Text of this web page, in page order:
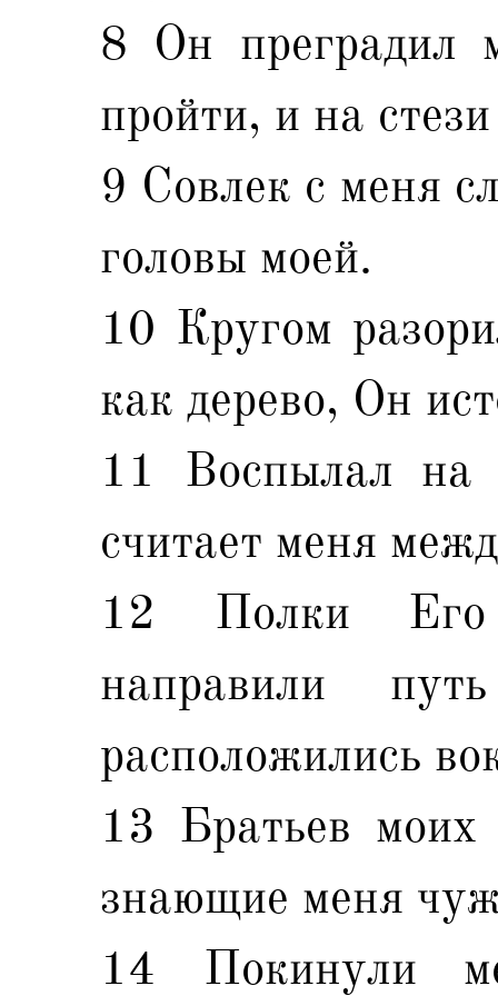
8 Он преградил
пройти, и на
9 Совлек с меня
головы моей.
10 Кругом
как дерево, Он
11 Воспылал на
считает меня
12 Полки
направили
расположились
13 Братьев
знающие меня
14 Покинули